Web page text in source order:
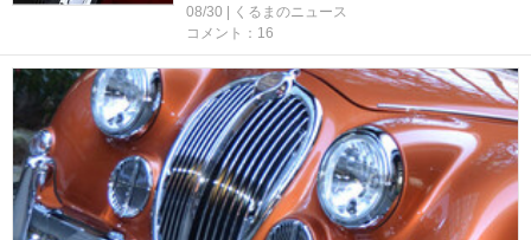
08/30 | くるまのニュース
コメント：16